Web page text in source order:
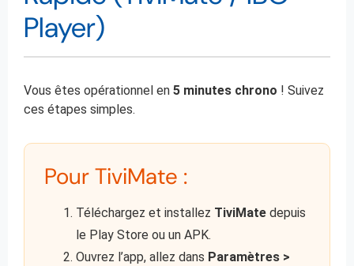
Player)
Vous êtes opérationnel en 5 minutes chrono ! Suivez
ces étapes simples.
Pour TiviMate :
Téléchargez et installez TiviMate depuis
le Play Store ou un APK.
Ouvrez l’app, allez dans Paramètres >